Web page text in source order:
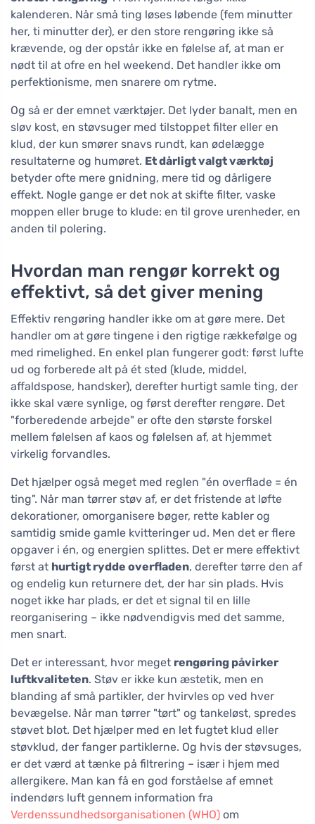
kalenderen. Når små ting løses løbende (fem minutter
her, ti minutter der), er den store rengøring ikke så
krævende, og der opstår ikke en følelse af, at man er
nødt til at ofre en hel weekend. Det handler ikke om
perfektionisme, men snarere om rytme.
Og så er der emnet værktøjer. Det lyder banalt, men en
sløv kost, en støvsuger med tilstoppet filter eller en
klud, der kun smører snavs rundt, kan ødelægge
resultaterne og humøret. Et dårligt valgt værktøj
betyder ofte mere gnidning, mere tid og dårligere
effekt. Nogle gange er det nok at skifte filter, vaske
moppen eller bruge to klude: en til grove urenheder, en
anden til polering.
Hvordan man rengør korrekt og
effektivt, så det giver mening
Effektiv rengøring handler ikke om at gøre mere. Det
handler om at gøre tingene i den rigtige rækkefølge og
med rimelighed. En enkel plan fungerer godt: først lufte
ud og forberede alt på ét sted (klude, middel,
affaldspose, handsker), derefter hurtigt samle ting, der
ikke skal være synlige, og først derefter rengøre. Det
"forberedende arbejde" er ofte den største forskel
mellem følelsen af kaos og følelsen af, at hjemmet
virkelig forvandles.
Det hjælper også meget med reglen "én overflade = én
ting". Når man tørrer støv af, er det fristende at løfte
dekorationer, omorganisere bøger, rette kabler og
samtidig smide gamle kvitteringer ud. Men det er flere
opgaver i én, og energien splittes. Det er mere effektivt
først at hurtigt rydde overfladen, derefter tørre den af
og endelig kun returnere det, der har sin plads. Hvis
noget ikke har plads, er det et signal til en lille
reorganisering – ikke nødvendigvis med det samme,
men snart.
Det er interessant, hvor meget rengøring påvirker
luftkvaliteten. Støv er ikke kun æstetik, men en
blanding af små partikler, der hvirvles op ved hver
bevægelse. Når man tørrer "tørt" og tankeløst, spredes
støvet blot. Det hjælper med en let fugtet klud eller
støvklud, der fanger partiklerne. Og hvis der støvsuges,
er det værd at tænke på filtrering – især i hjem med
allergikere. Man kan få en god forståelse af emnet
indendørs luft gennem information fra
Verdenssundhedsorganisationen (WHO) om